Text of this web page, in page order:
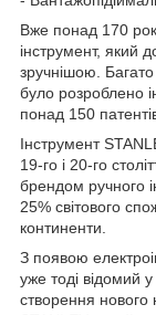
Вже понад 170
інструмент, який
зручнішою.
було розроблено
понад 150
Інструмент
19-го і 20-го
брендом ручного
25% світового
континенти.
З появою
уже тоді відомий
створення нового